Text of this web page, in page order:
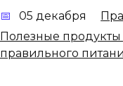
05 декабря
Полезные
правильного